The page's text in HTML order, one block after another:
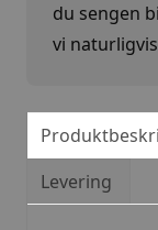
du sengen
vi
Levering